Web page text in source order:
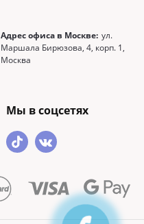
Адрес офиса в Москве: ул.
Маршала Бирюзова, 4, корп. 1,
Москва
Мы в соцсетях